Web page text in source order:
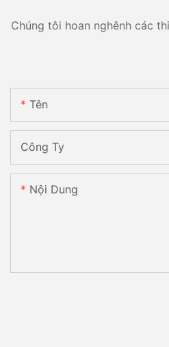
Chúng tôi hoan nghênh các
Tên
Công Ty
Nội Dung